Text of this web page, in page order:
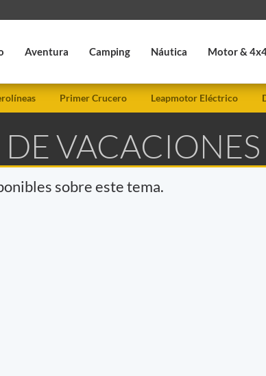
Aventura Camping Náutica Motor &
Primer Crucero Leapmotor Eléctrico
sobre este tema.